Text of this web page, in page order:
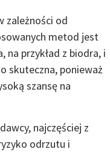
zależności od
metod jest
na przykład z biodra, i
skuteczna, ponieważ
szansę na
najczęściej z
odrzutu i